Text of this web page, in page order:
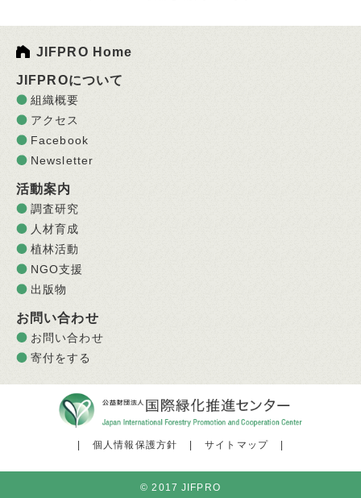
JIFPRO Home
JIFPROについて
組織概要
アクセス
Facebook
Newsletter
活動案内
調査研究
人材育成
植林活動
NGO支援
出版物
お問い合わせ
お問い合わせ
寄付をする
個人情報保護方針 サイトマップ
© 2017 JIFPRO